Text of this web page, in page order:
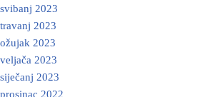
svibanj 2023
travanj 2023
ožujak 2023
veljača 2023
siječanj 2023
prosinac 2022